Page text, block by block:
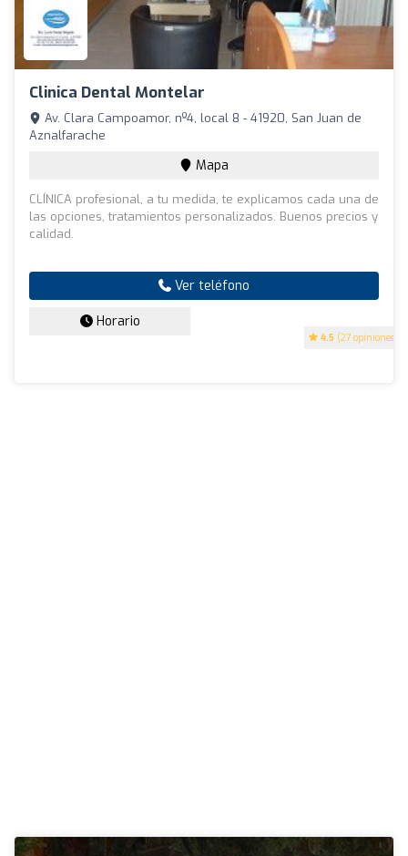
Clinica Dental Montelar
4.5 (27 opiniones)
Av. Clara Campoamor, nº4, local 8 - 41920, San Juan de
Aznalfarache
Mapa
CLÍNICA profesional, a tu medida, te explicamos cada una de
las opciones, tratamientos personalizados. Buenos precios y
calidad.
Ver teléfono
Horario